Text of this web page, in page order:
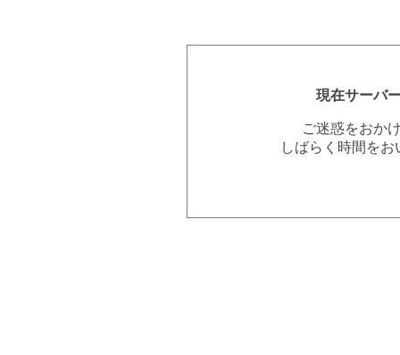
現在サーバ
ご迷惑をおか
しばらく時間を